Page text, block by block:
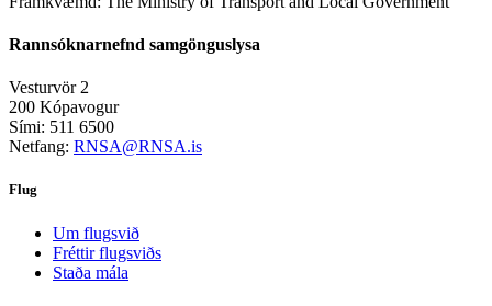
Rannsóknarnefnd samgönguslysa
Vesturvör 2
200 Kópavogur
Sími: 511 6500
Netfang: RNSA@RNSA.is
Flug
Um flugsvið
Fréttir flugsviðs
Staða mála